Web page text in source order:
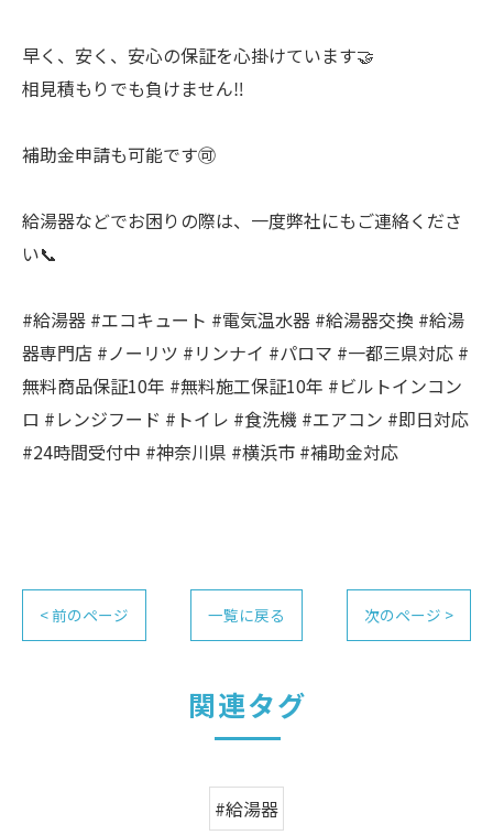
早く、安く、安心の保証を心掛けています🤝
相見積もりでも負けません‼️
補助金申請も可能です🉑
給湯器などでお困りの際は、一度弊社にもご連絡くださ
い📞
#給湯器 #エコキュート #電気温水器 #給湯器交換 #給湯
器専門店 #ノーリツ #リンナイ #パロマ #一都三県対応 #
無料商品保証10年 #無料施工保証10年 #ビルトインコン
ロ #レンジフード #トイレ #食洗機 #エアコン #即日対応
#24時間受付中 #神奈川県 #横浜市 #補助金対応
< 前のページ 一覧に戻る 次のページ >
関連タグ
#給湯器